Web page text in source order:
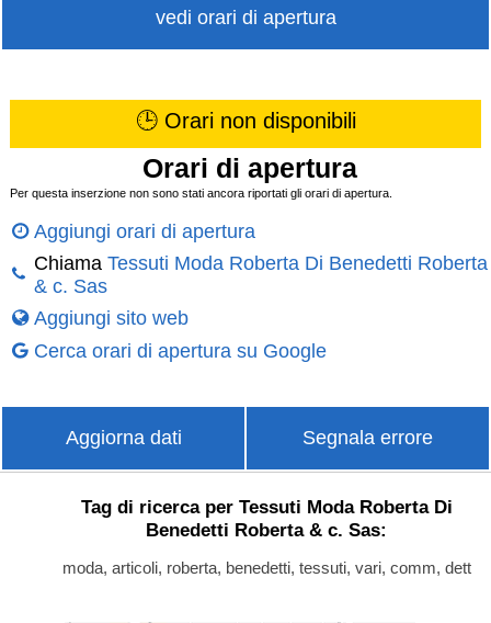
vedi orari di apertura
🕒 Orari non disponibili
Orari di apertura
Per questa inserzione non sono stati ancora riportati gli orari di apertura.
Aggiungi orari di apertura
Chiama Tessuti Moda Roberta Di Benedetti Roberta
& c. Sas
Aggiungi sito web
Cerca orari di apertura su Google
Aggiorna dati Segnala errore
Tag di ricerca per Tessuti Moda Roberta Di
Benedetti Roberta & c. Sas:
moda, articoli, roberta, benedetti, tessuti, vari, comm, dett